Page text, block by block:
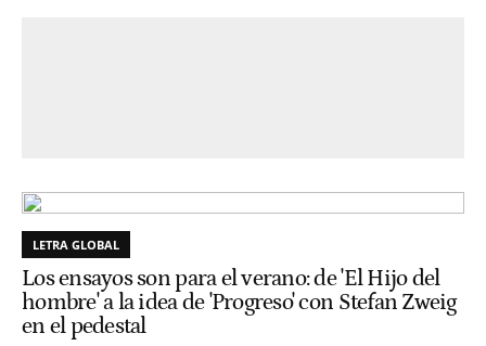
LETRA GLOBAL
Los ensayos son para el verano: de 'El Hijo del
hombre' a la idea de 'Progreso' con Stefan Zweig
en el pedestal